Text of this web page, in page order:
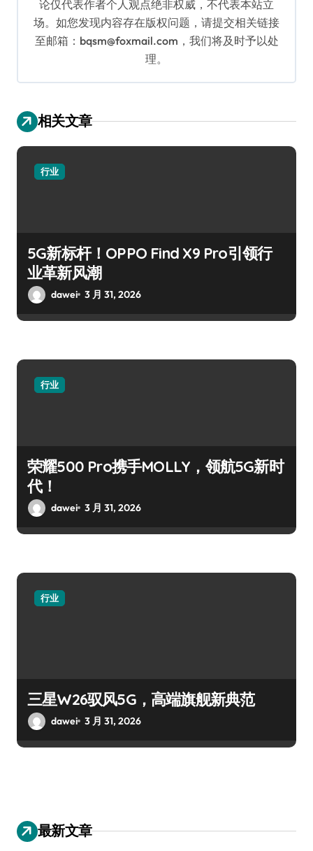
论仅代表作者个人观点绝非权威，不代表本站立
场。如您发现内容存在版权问题，请提交相关链接
至邮箱：bqsm@foxmail.com，我们将及时予以处
理。
相关文章
行业
5G新标杆！OPPO Find X9 Pro引领行
业革新风潮
dawei 3 月 31, 2026
行业
荣耀500 Pro携手MOLLY，领航5G新时
代！
dawei 3 月 31, 2026
行业
三星W26驭风5G，高端旗舰新典范
dawei 3 月 31, 2026
最新文章